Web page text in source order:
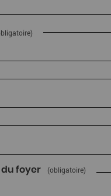
foyer (obligatoire)